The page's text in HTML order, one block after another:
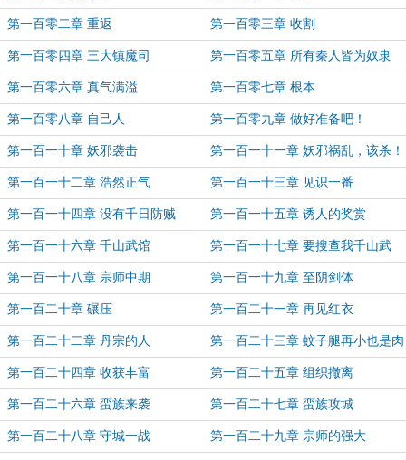
第一百零二章 重返 第一百零三章 收割
第一百零四章 三大镇魔司 第一百零五章 所有秦人皆为奴隶
第一百零六章 真气满溢 第一百零七章 根本
第一百零八章 自己人 第一百零九章 做好准备吧！
第一百一十章 妖邪袭击 第一百一十一章 妖邪祸乱，该杀！
第一百一十二章 浩然正气 第一百一十三章 见识一番
第一百一十四章 没有千日防贼 第一百一十五章 诱人的奖赏
第一百一十六章 千山武馆 第一百一十七章 要搜查我千山武
馆？
第一百一十八章 宗师中期 第一百一十九章 至阴剑体
第一百二十章 碾压 第一百二十一章 再见红衣
第一百二十二章 丹宗的人 第一百二十三章 蚊子腿再小也是肉
第一百二十四章 收获丰富 第一百二十五章 组织撤离
第一百二十六章 蛮族来袭 第一百二十七章 蛮族攻城
第一百二十八章 守城一战 第一百二十九章 宗师的强大